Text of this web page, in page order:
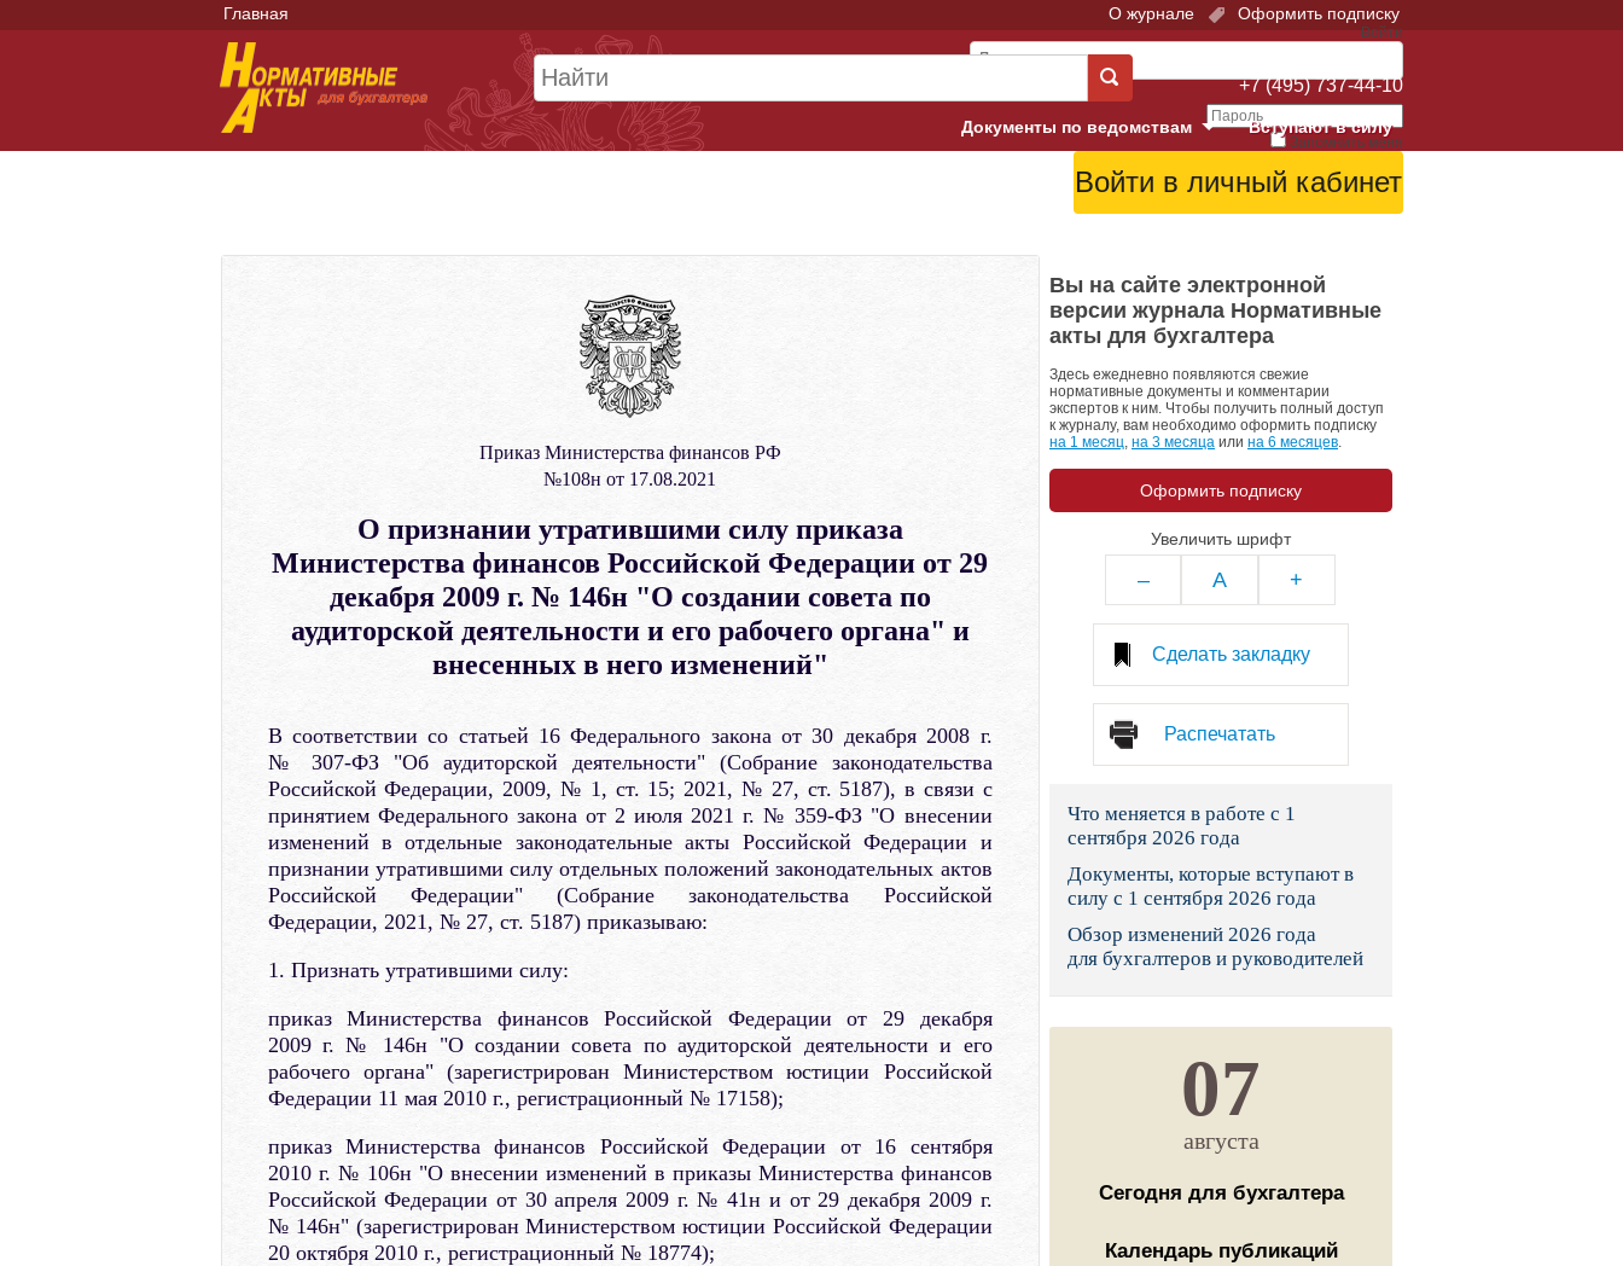
Главная О журнале Оформить подписку
Войти
Запомнить меня
+7 (495) 737-44-10
Вступают в силу
Документы по ведомствам
Арбитражные суды
Верховный Суд
Гострудинспекция в г. Москве
Конституционный Суд
Правительство
Президент: законы и указы
Социальный фонд России
Суд общей юрисдикции
Федеральная налоговая служба
Фонд социального страхования
Приказ Министерства финансов РФ
№108н от 17.08.2021
О признании утратившими силу приказа
Министерства финансов Российской Федерации от 29
декабря 2009 г. № 146н "О создании совета по
аудиторской деятельности и его рабочего органа" и
внесенных в него изменений"
В соответствии со статьей 16 Федерального закона от 30 декабря 2008 г.
№ 307-ФЗ "Об аудиторской деятельности" (Собрание законодательства
Российской Федерации, 2009, № 1, ст. 15; 2021, № 27, ст. 5187), в связи с
принятием Федерального закона от 2 июля 2021 г. № 359-ФЗ "О внесении
изменений в отдельные законодательные акты Российской Федерации и
признании утратившими силу отдельных положений законодательных актов
Российской Федерации" (Собрание законодательства Российской
Федерации, 2021, № 27, ст. 5187) приказываю:
1. Признать утратившими силу:
приказ Министерства финансов Российской Федерации от 29 декабря
2009 г. № 146н "О создании совета по аудиторской деятельности и его
рабочего органа" (зарегистрирован Министерством юстиции Российской
Федерации 11 мая 2010 г., регистрационный № 17158);
приказ Министерства финансов Российской Федерации от 16 сентября
2010 г. № 106н "О внесении изменений в приказы Министерства финансов
Российской Федерации от 30 апреля 2009 г. № 41н и от 29 декабря 2009 г.
№ 146н" (зарегистрирован Министерством юстиции Российской Федерации
20 октября 2010 г., регистрационный № 18774);
Вы на сайте электронной
версии журнала Нормативные
акты для бухгалтера
Здесь ежедневно появляются свежие
нормативные документы и комментарии
экспертов к ним. Чтобы получить полный доступ
к журналу, вам необходимо оформить подписку
на 1 месяц, на 3 месяца или на 6 месяцев.
Оформить подписку
Увеличить шрифт
– A +
Сделать закладку
Распечатать
Что меняется в работе с 1
сентября 2026 года
Документы, которые вступают в
силу с 1 сентября 2026 года
Обзор изменений 2026 года
для бухгалтеров и руководителей
07
августа
Сегодня для бухгалтера
Календарь публикаций